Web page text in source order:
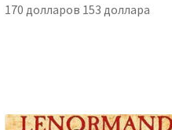
170 долларов 153 доллара